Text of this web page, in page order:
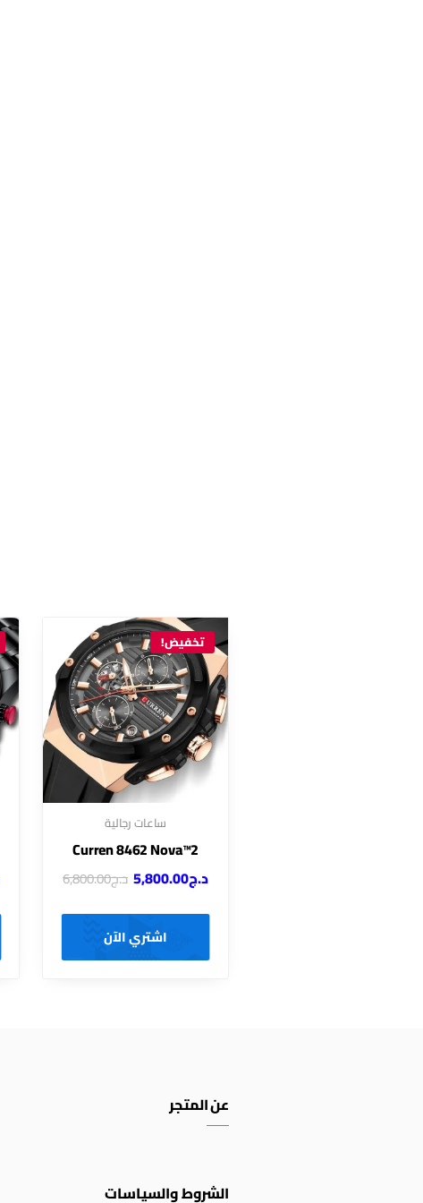
تخفيض!
ساعات رجالية
Curren 8462 Nova™2
د.ج5,800.00 د.ج6,800.00
اشتري الآن
عن المتجر
الشروط والسياسات